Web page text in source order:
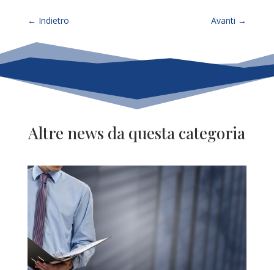
← Indietro Avanti →
Altre news da questa categoria